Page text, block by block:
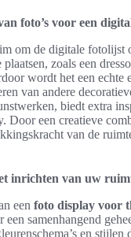
foto’s voor een
om de digitale fotolijst
zoals een
wordt het een echte
van andere
biedt extra
Door een creatieve
van de
inrichten van uw
een foto display voor
samenhangend
en stijlen